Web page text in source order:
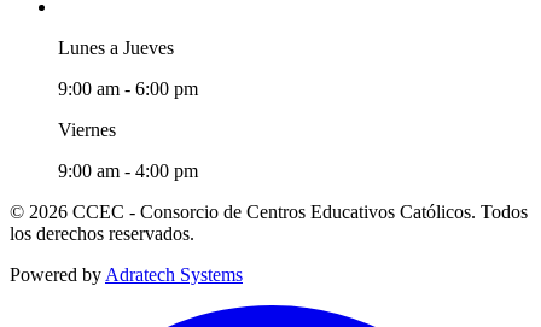
Lunes a Jueves
9:00 am - 6:00 pm
Viernes
9:00 am - 4:00 pm
© 2026 CCEC - Consorcio de Centros Educativos Católicos. Todos
los derechos reservados.
Powered by Adratech Systems